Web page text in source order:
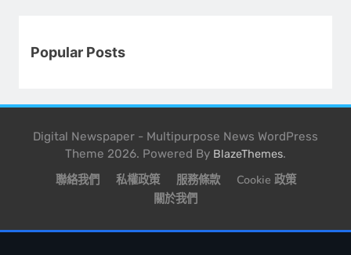
Popular Posts
Digital Newspaper - Multipurpose News WordPress
Theme 2026. Powered By BlazeThemes.
聯絡我們 私權政策 服務條款
Cookie 政策
關於我們